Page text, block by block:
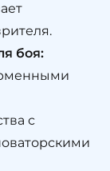
боя:
с